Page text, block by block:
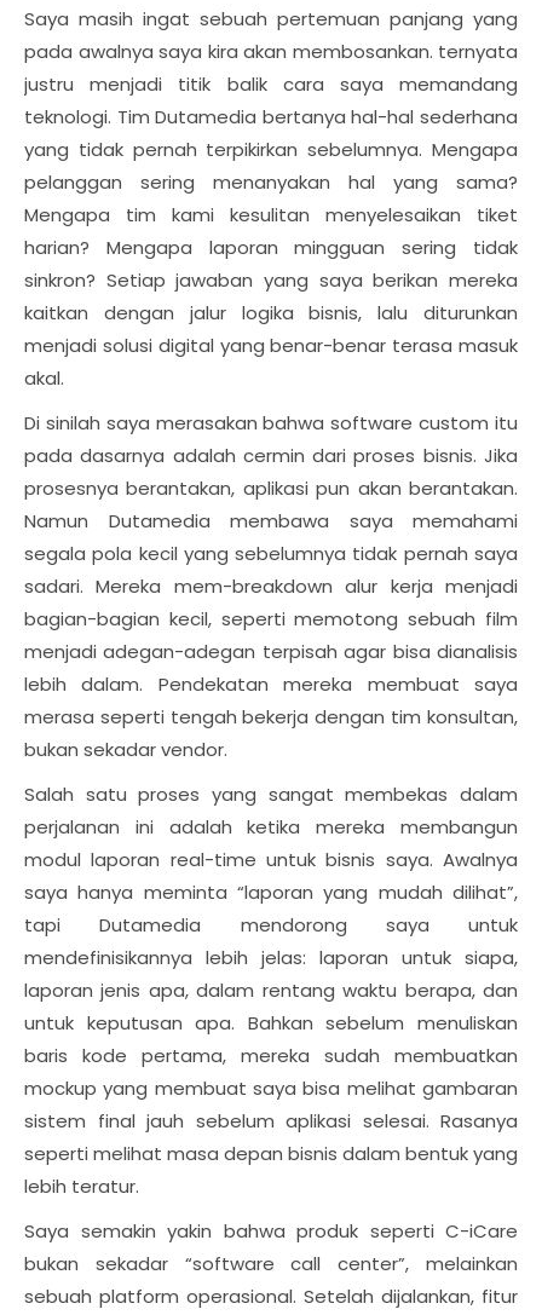
Saya masih ingat sebuah pertemuan panjang yang
pada awalnya saya kira akan membosankan. ternyata
justru menjadi titik balik cara saya memandang
teknologi. Tim Dutamedia bertanya hal-hal sederhana
yang tidak pernah terpikirkan sebelumnya. Mengapa
pelanggan sering menanyakan hal yang sama?
Mengapa tim kami kesulitan menyelesaikan tiket
harian? Mengapa laporan mingguan sering tidak
sinkron? Setiap jawaban yang saya berikan mereka
kaitkan dengan jalur logika bisnis, lalu diturunkan
menjadi solusi digital yang benar-benar terasa masuk
akal.
Di sinilah saya merasakan bahwa software custom itu
pada dasarnya adalah cermin dari proses bisnis. Jika
prosesnya berantakan, aplikasi pun akan berantakan.
Namun Dutamedia membawa saya memahami
segala pola kecil yang sebelumnya tidak pernah saya
sadari. Mereka mem-breakdown alur kerja menjadi
bagian-bagian kecil, seperti memotong sebuah film
menjadi adegan-adegan terpisah agar bisa dianalisis
lebih dalam. Pendekatan mereka membuat saya
merasa seperti tengah bekerja dengan tim konsultan,
bukan sekadar vendor.
Salah satu proses yang sangat membekas dalam
perjalanan ini adalah ketika mereka membangun
modul laporan real-time untuk bisnis saya. Awalnya
saya hanya meminta “laporan yang mudah dilihat”,
tapi Dutamedia mendorong saya untuk
mendefinisikannya lebih jelas: laporan untuk siapa,
laporan jenis apa, dalam rentang waktu berapa, dan
untuk keputusan apa. Bahkan sebelum menuliskan
baris kode pertama, mereka sudah membuatkan
mockup yang membuat saya bisa melihat gambaran
sistem final jauh sebelum aplikasi selesai. Rasanya
seperti melihat masa depan bisnis dalam bentuk yang
lebih teratur.
Saya semakin yakin bahwa produk seperti C-iCare
bukan sekadar “software call center”, melainkan
sebuah platform operasional. Setelah dijalankan, fitur